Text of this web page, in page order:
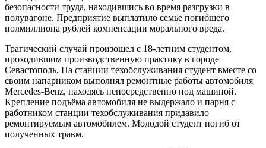
безопасности труда, находившись во время разгрузки в
полувагоне. Предприятие выплатило семье погибшего
полмиллиона рублей компенсации морального вреда.
Трагический случай произошел с 18-летним студентом,
проходившим производственную практику в городе
Севастополь. На станции техобслуживания студент вместе со
своим напарником выполнял ремонтные работы автомобиля
Mercedes-Benz, находясь непосредственно под машиной.
Крепление подъёма автомобиля не выдержало и парня с
работником станции техобслуживания придавило
ремонтируемым автомобилем. Молодой студент погиб от
полученных травм.